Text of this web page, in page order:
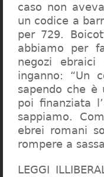
caso non
un codice a
per 729.
abbiamo per
negozi ebraici
inganno: “Un
sapendo che
poi finanziata
sappiamo.
ebrei romani
rompere a
LEGGI